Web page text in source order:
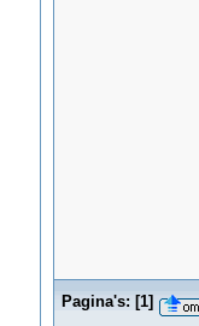
Pagina's: [1]